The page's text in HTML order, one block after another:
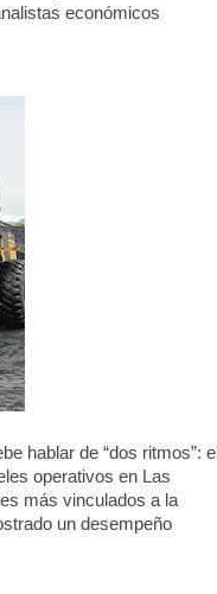
económicos
hablar de “dos ritmos”: el
operativos en Las
más vinculados a la
un desempeño